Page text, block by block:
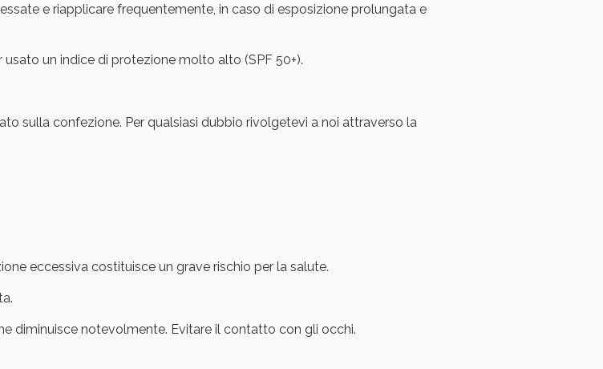
e riapplicare frequentemente, in caso di esposizione prolungata e
un indice di protezione molto alto (SPF 50+).
sulla confezione. Per qualsiasi dubbio rivolgetevi a noi attraverso la
eccessiva costituisce un grave rischio per la salute.
diminuisce notevolmente. Evitare il contatto con gli occhi.
Sconti fino al 45% oggi!
Sconto fino al 55% valido oggi!